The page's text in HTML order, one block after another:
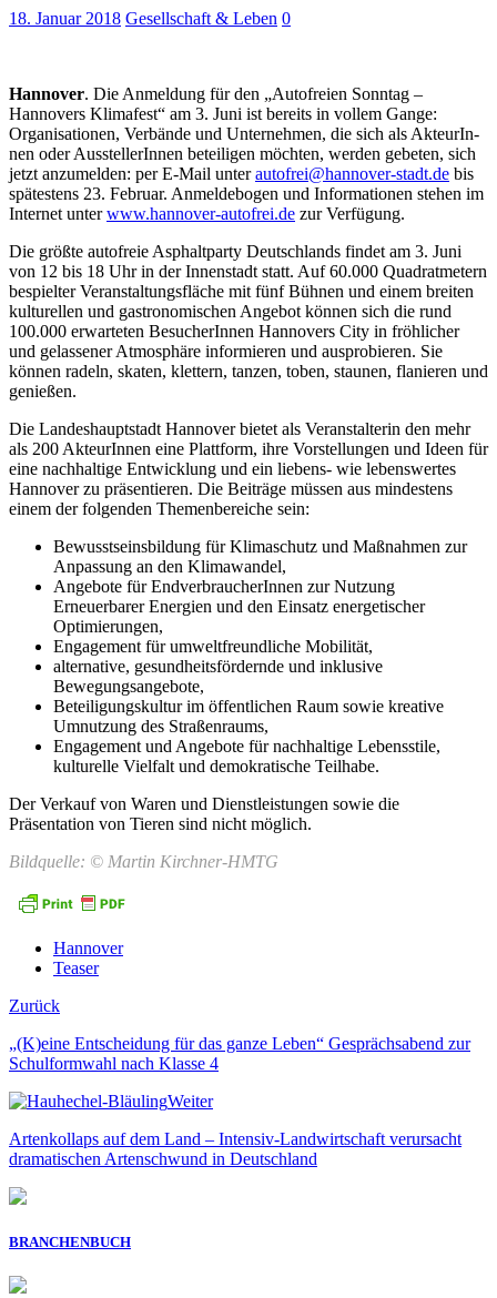
18. Januar 2018 Gesellschaft & Leben 0
Hannover. Die Anmeldung für den „Autofreien Sonntag –
Hannovers Klimafest“ am 3. Juni ist bereits in vollem Gange:
Organisationen, Verbände und Unternehmen, die sich als AkteurIn­
nen oder Aus­steller­Innen beteiligen möchten, werden ge­beten, sich
jetzt anzumelden: per E-Mail unterautofrei@hannover-stadt.de bis
spätestens 23. Februar. Anmel­debogen und Informationen stehen im
Internet unterwww.hannover-autofrei.de zur Verfügung.
Die größte autofreie Asphaltparty Deutschlands findet am 3. Juni
von 12 bis 18 Uhr in der Innenstadt statt. Auf 60.000 Quadratmetern
bespielter Veranstaltungsfläche mit fünf Bühnen und einem breiten
kulturellen und gastronomischen Angebot können sich die rund
100.000 erwarteten BesucherInnen Hannovers City in fröhlicher
und gelassener Atmosphäre informieren und ausprobieren. Sie
können radeln, skaten, klettern, tanzen, toben, staunen, flanieren und
genießen.
Die Landeshauptstadt Hannover bietet als Veranstalterin den mehr
als 200 AkteurInnen eine Plattform, ihre Vorstellungen und Ideen für
eine nachhaltige Entwicklung und ein liebens- wie lebenswertes
Hannover zu präsentieren. Die Beiträge müssen aus mindestens
einem der folgenden Themenbereiche sein:
Bewusstseinsbildung für Klimaschutz und Maßnahmen zur
Anpassung an den Klimawandel,
Angebote für EndverbraucherInnen zur Nutzung
Erneuerbarer Energien und den Einsatz energetischer
Optimierungen,
Engagement für umweltfreundliche Mobilität,
alternative, gesundheitsfördernde und inklusive
Bewegungsangebote,
Beteiligungskultur im öffentlichen Raum sowie kreative
Umnutzung des Straßenraums,
Engagement und Angebote für nachhaltige Lebensstile,
kulturelle Vielfalt und demokratische Teilhabe.
Der Verkauf von Waren und Dienstleistungen sowie die
Präsentation von Tieren sind nicht möglich.
Bildquelle: © Martin Kirchner-HMTG
Hannover
Teaser
Zurück
„(K)eine Entscheidung für das ganze Leben“ Gesprächsabend zur
Schulformwahl nach Klasse 4
Weiter
Artenkollaps auf dem Land – Intensiv-Landwirtschaft verursacht
dramatischen Artenschwund in Deutschland
BRANCHENBUCH